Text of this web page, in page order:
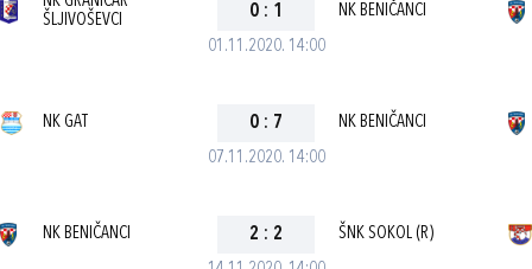
01.11.2020. 14:00
ŠLJIVOŠEVCI
0 : 1 NK BENIČANCI
07.11.2020. 14:00
NK GAT 0 : 7 NK BENIČANCI
NK BENIČANCI 2 : 2 ŠNK SOKOL (R)